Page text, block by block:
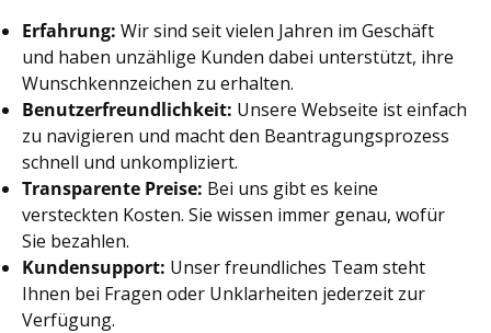
Erfahrung: Wir sind seit vielen Jahren im Geschäft
und haben unzählige Kunden dabei unterstützt, ihre
Wunschkennzeichen zu erhalten.
Benutzerfreundlichkeit: Unsere Webseite ist einfach
zu navigieren und macht den Beantragungsprozess
schnell und unkompliziert.
Transparente Preise: Bei uns gibt es keine
versteckten Kosten. Sie wissen immer genau, wofür
Sie bezahlen.
Kundensupport: Unser freundliches Team steht
Ihnen bei Fragen oder Unklarheiten jederzeit zur
Verfügung.